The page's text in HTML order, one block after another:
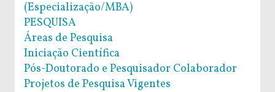
(Especialização/MBA)
PESQUISA
Áreas de Pesquisa
Iniciação Científica
Pós-Doutorado e Pesquisador Colaborador
Projetos de Pesquisa Vigentes